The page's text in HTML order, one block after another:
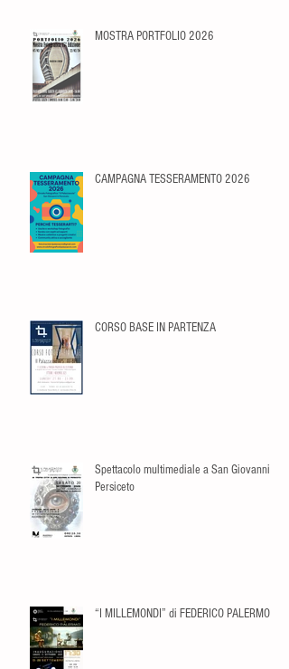
MOSTRA PORTFOLIO 2026
CAMPAGNA TESSERAMENTO 2026
CORSO BASE IN PARTENZA
Spettacolo multimediale a San Giovanni in
Persiceto
“I MILLEMONDI” di FEDERICO PALERMO